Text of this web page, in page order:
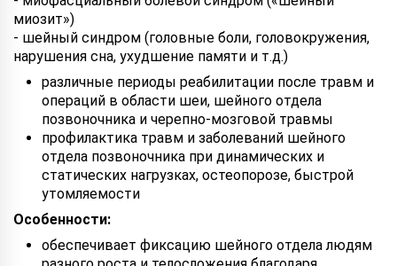
миозит»)
- шейный синдром (головные боли, головокружения,
нарушения сна, ухудшение памяти и т.д.)
различные периоды реабилитации после травм и
операций в области шеи, шейного отдела
позвоночника и черепно-мозговой травмы
профилактика травм и заболеваний шейного
отдела позвоночника при динамических и
статических нагрузках, остеопорозе, быстрой
утомляемости
Особенности:
обеспечивает фиксацию шейного отдела людям